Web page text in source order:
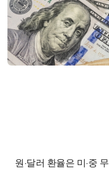
원·달러 환율은 미·중